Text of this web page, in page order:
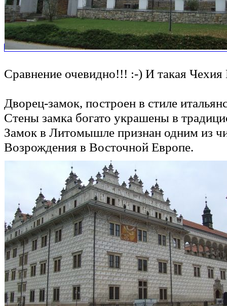
Сравнение очевидно!!! :-) И такая
Дворец-замок, построен в стиле
Стены замка богато украшены в
Замок в Литомышле признан одним из
Возрождения в Восточной Европе.